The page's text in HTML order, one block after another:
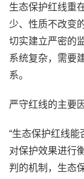
生态保护红线重
少、性质不改变
切实建立严密的
系统复杂，需要
系。
严守红线的主要
“生态保护红线
对保护效果进行
判的机制，生态